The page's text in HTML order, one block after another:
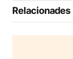
Relacionades